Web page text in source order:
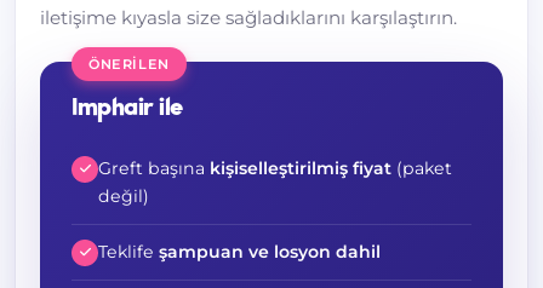
iletişime kıyasla size sağladıklarını karşılaştırın.
ÖNERILEN
Imphair ile
Greft başına kişiselleştirilmiş fiyat (paket
değil)
Teklife şampuan ve losyon dahil